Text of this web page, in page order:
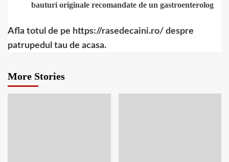
bauturi originale recomandate de un gastroenterolog
Afla totul de pe https://rasedecaini.ro/ despre
patrupedul tau de acasa.
More Stories